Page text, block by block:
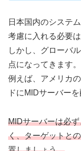
日本国内のシステ
考慮に入れる必要
しかし、グローバ
点になってきます。
例えば、アメリカ
ドにMIDサーバー
MIDサーバーは必ず
く、ターゲットと